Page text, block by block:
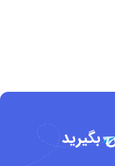
بگیرید